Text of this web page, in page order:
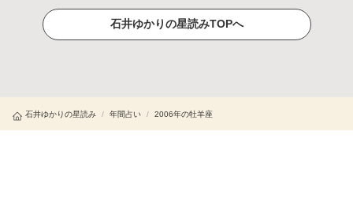
石井ゆかりの星読みTOPへ
石井ゆかりの星読み / 年間占い / 2006年の牡羊座